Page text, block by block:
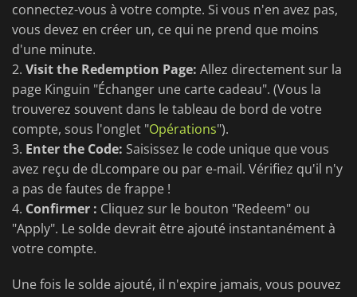
connectez-vous à votre compte. Si vous n'en avez pas,
vous devez en créer un, ce qui ne prend que moins
d'une minute.
2. Visit the Redemption Page: Allez directement sur la
page Kinguin "Échanger une carte cadeau". (Vous la
trouverez souvent dans le tableau de bord de votre
compte, sous l'onglet "Opérations").
3. Enter the Code: Saisissez le code unique que vous
avez reçu de dLcompare ou par e-mail. Vérifiez qu'il n'y
a pas de fautes de frappe !
4. Confirmer : Cliquez sur le bouton "Redeem" ou
"Apply". Le solde devrait être ajouté instantanément à
votre compte.
Une fois le solde ajouté, il n'expire jamais, vous pouvez